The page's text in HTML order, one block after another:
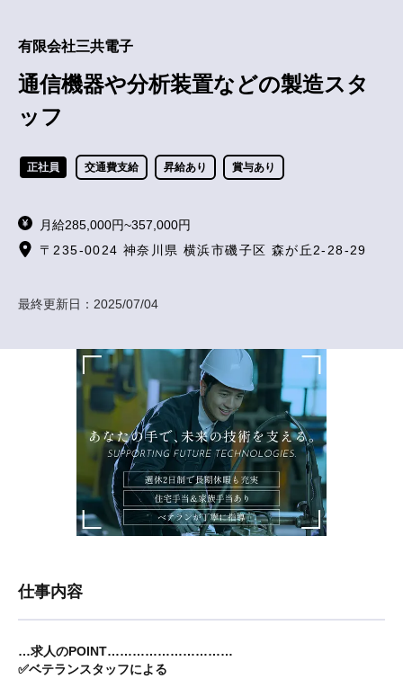
有限会社三共電子
通信機器や分析装置などの製造スタ
ッフ
正社員 交通費支給 昇給あり 賞与あり
月給285,000円~357,000円
〒235-0024 神奈川県 横浜市磯子区 森が丘2-28-29
最終更新日： 2025/07/04
仕事内容
…求人のPOINT…………………………
✅ベテランスタッフによる